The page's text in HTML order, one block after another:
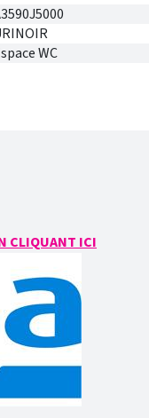
WC
CLIQUANT ICI